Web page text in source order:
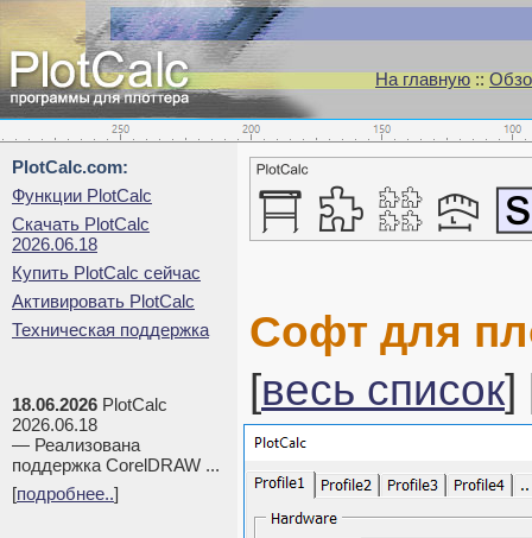
На главную::
PlotCalc.com:
Функции PlotCalc
Скачать PlotCalc
2026.06.18
Купить PlotCalc сейчас
Активировать PlotCalc
Техническая поддержка
18.06.2026 PlotCalc
2026.06.18
— Реализована
поддержка CorelDRAW ...
[подробнее..]
Софт для
[весь список]